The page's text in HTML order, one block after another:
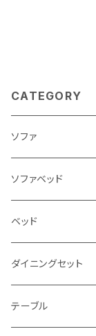
CATEGORY
ソファ
3人掛け
2.5人掛け
2人掛け
1人掛け
ソファベッド
ベッド
シングルサイズ以下
セミダブルサイズ（
ダイニングセット
ダイニング3点セッ
テーブル